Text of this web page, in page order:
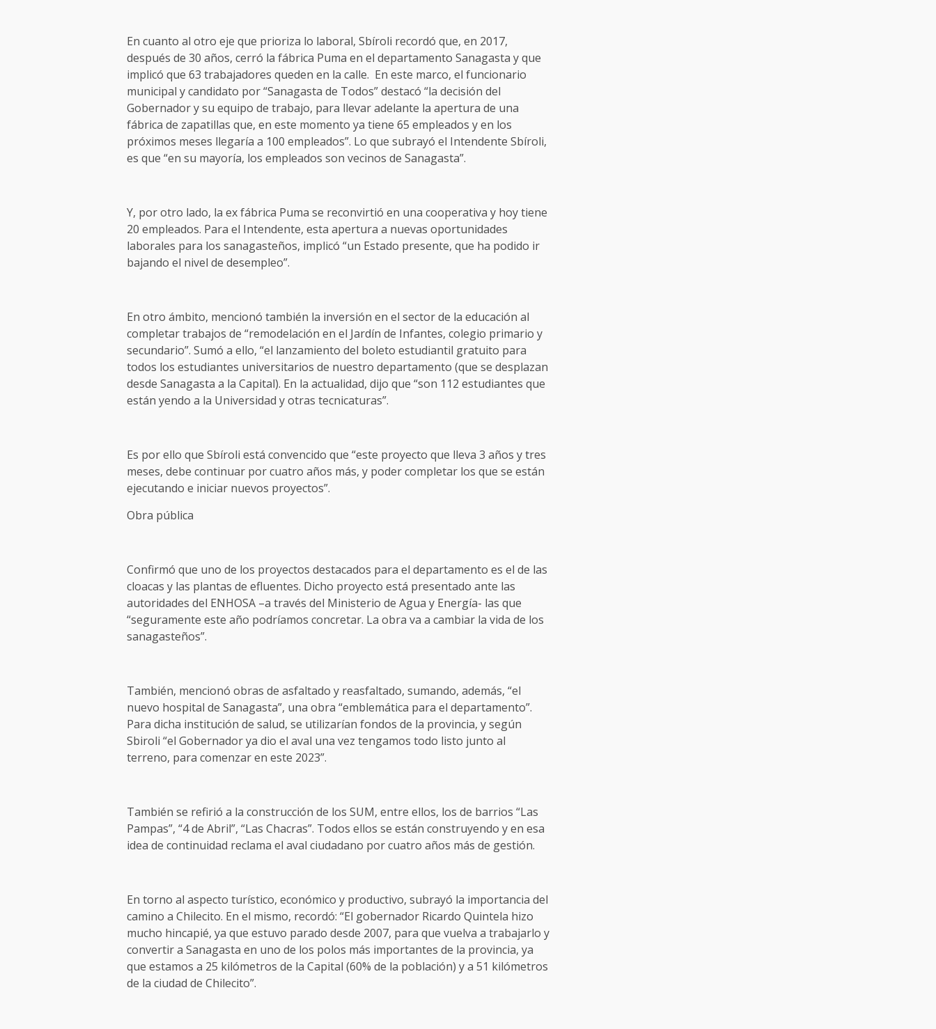
En cuanto al otro eje que prioriza lo laboral, Sbíroli recordó que, en 2017,
después de 30 años, cerró la fábrica Puma en el departamento Sanagasta y que
implicó que 63 trabajadores queden en la calle. En este marco, el funcionario
municipal y candidato por “Sanagasta de Todos” destacó “la decisión del
Gobernador y su equipo de trabajo, para llevar adelante la apertura de una
fábrica de zapatillas que, en este momento ya tiene 65 empleados y en los
próximos meses llegaría a 100 empleados”. Lo que subrayó el Intendente Sbíroli,
es que “en su mayoría, los empleados son vecinos de Sanagasta”.
Y, por otro lado, la ex fábrica Puma se reconvirtió en una cooperativa y hoy tiene
20 empleados. Para el Intendente, esta apertura a nuevas oportunidades
laborales para los sanagasteños, implicó “un Estado presente, que ha podido ir
bajando el nivel de desempleo”.
En otro ámbito, mencionó también la inversión en el sector de la educación al
completar trabajos de “remodelación en el Jardín de Infantes, colegio primario y
secundario”. Sumó a ello, “el lanzamiento del boleto estudiantil gratuito para
todos los estudiantes universitarios de nuestro departamento (que se desplazan
desde Sanagasta a la Capital). En la actualidad, dijo que “son 112 estudiantes que
están yendo a la Universidad y otras tecnicaturas”.
Es por ello que Sbíroli está convencido que “este proyecto que lleva 3 años y tres
meses, debe continuar por cuatro años más, y poder completar los que se están
ejecutando e iniciar nuevos proyectos”.
Obra pública
Confirmó que uno de los proyectos destacados para el departamento es el de las
cloacas y las plantas de efluentes. Dicho proyecto está presentado ante las
autoridades del ENHOSA –a través del Ministerio de Agua y Energía- las que
“seguramente este año podríamos concretar. La obra va a cambiar la vida de los
sanagasteños”.
También, mencionó obras de asfaltado y reasfaltado, sumando, además, “el
nuevo hospital de Sanagasta”, una obra “emblemática para el departamento”.
Para dicha institución de salud, se utilizarían fondos de la provincia, y según
Sbiroli “el Gobernador ya dio el aval una vez tengamos todo listo junto al
terreno, para comenzar en este 2023”.
También se refirió a la construcción de los SUM, entre ellos, los de barrios “Las
Pampas”, “4 de Abril”, “Las Chacras”. Todos ellos se están construyendo y en esa
idea de continuidad reclama el aval ciudadano por cuatro años más de gestión.
En torno al aspecto turístico, económico y productivo, subrayó la importancia del
camino a Chilecito. En el mismo, recordó: “El gobernador Ricardo Quintela hizo
mucho hincapié, ya que estuvo parado desde 2007, para que vuelva a trabajarlo y
convertir a Sanagasta en uno de los polos más importantes de la provincia, ya
que estamos a 25 kilómetros de la Capital (60% de la población) y a 51 kilómetros
de la ciudad de Chilecito”.